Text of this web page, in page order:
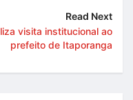
Read Next
visita institucional ao
prefeito de Itaporanga